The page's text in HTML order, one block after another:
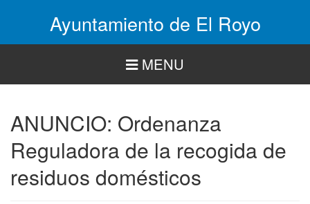
Ayuntamiento de El Royo
MENU
ANUNCIO: Ordenanza
Reguladora de la recogida de
residuos domésticos